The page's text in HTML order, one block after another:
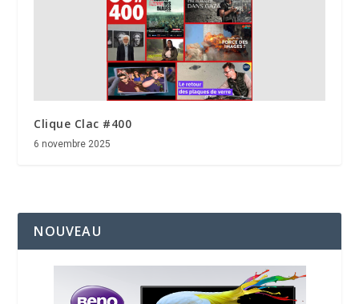
Clique Clac #400
6 novembre 2025
NOUVEAU